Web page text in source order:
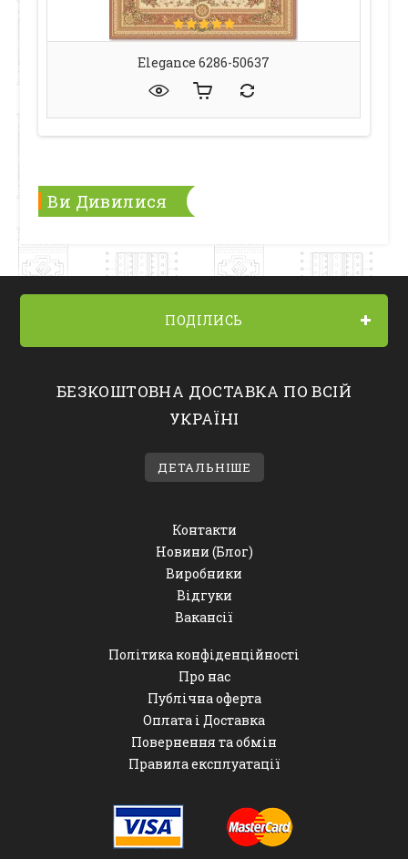
Elegance 6286-50637
Ви Дивилися
ПОДІЛИСЬ
БЕЗКОШТОВНА ДОСТАВКА ПО ВСІЙ
УКРАЇНІ
ДЕТАЛЬНІШЕ
Контакти
Новини (Блог)
Виробники
Відгуки
Вакансії
Політика конфіденційності
Про нас
Публічна оферта
Оплата і Доставка
Повернення та обмін
Правила експлуатації